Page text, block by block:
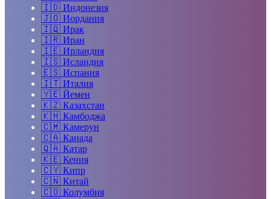
🇮🇩 Индонезия
🇯🇴 Иордания
🇮🇶 Ирак
🇮🇷 Иран
🇮🇪 Ирландия
🇮🇸 Исландия
🇪🇸 Испания
🇮🇹 Италия
🇾🇪 Йемен
🇰🇿 Казахстан
🇰🇭 Камбоджа
🇨🇲 Камерун
🇨🇦 Канада
🇶🇦 Катар
🇰🇪 Кения
🇨🇾 Кипр
🇨🇳 Китай
🇨🇴 Колумбия